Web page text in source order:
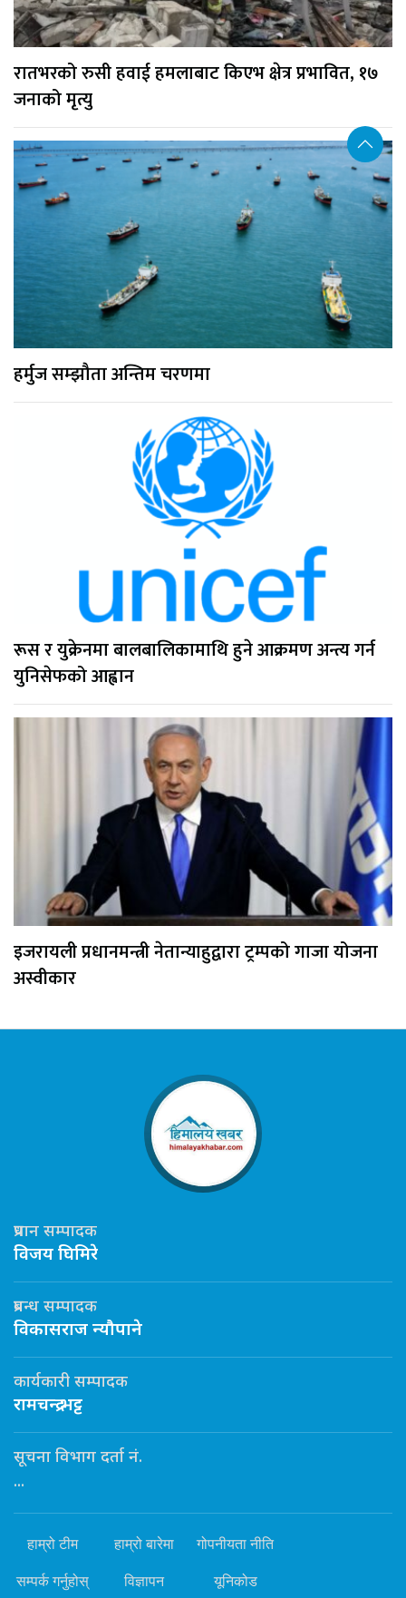
रातभरको रुसी हवाई हमलाबाट किएभ क्षेत्र प्रभावित, १७
जनाको मृत्यु
हर्मुज सम्झौता अन्तिम चरणमा
रूस र युक्रेनमा बालबालिकामाथि हुने आक्रमण अन्त्य गर्न
युनिसेफको आह्वान
इजरायली प्रधानमन्त्री नेतान्याहुद्वारा ट्रम्पको गाजा योजना
अस्वीकार
प्रधान सम्पादक
विजय घिमिरे
प्रबन्ध सम्पादक
विकासराज न्यौपाने
कार्यकारी सम्पादक
रामचन्द्र भट्ट
सूचना विभाग दर्ता नं.
...
हाम्रो टीम हाम्रो बारेमा गोपनीयता नीति
सम्पर्क गर्नुहोस् विज्ञापन यूनिकोड